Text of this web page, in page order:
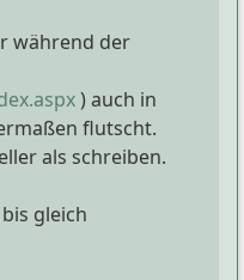
während der
) auch in
flutscht.
als schreiben.
gleich